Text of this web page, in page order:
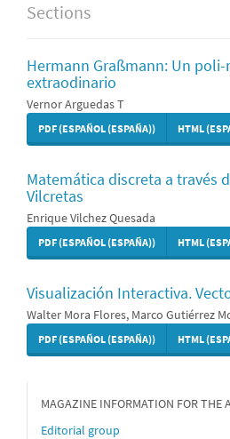
Sections
Hermann Graßmann: Un
extraodinario
Vernor Arguedas T
PDF (ESPAÑOL (ESPAÑA)) HTML
Matemática discreta a través
Vilcretas
Enrique Vilchez Quesada
PDF (ESPAÑOL (ESPAÑA)) HTML
Visualización Interactiva.
Walter Mora Flores, Marco Gutiérrez
PDF (ESPAÑOL (ESPAÑA)) HTML
MAGAZINE INFORMATION FOR THE
Editorial group